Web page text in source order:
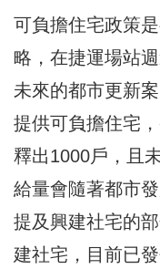
可負擔住宅政策
略，在捷運場站
未來的都市更新
提供可負擔住宅
釋出1000戶，且
給量會隨著都市
提及興建社宅的
建社宅，目前已